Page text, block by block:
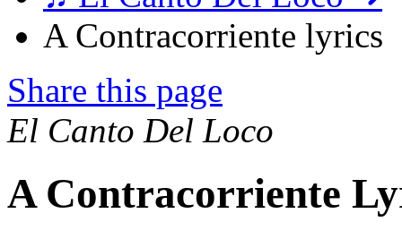
A Contracorriente lyrics
Share this page
El Canto Del Loco
A Contracorriente